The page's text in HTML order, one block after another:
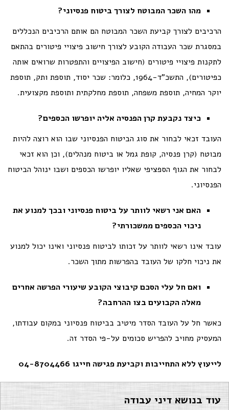
מהו השכר המבוטח לצורך ביטוח פנסיוני?
הרכיבים לצורך קביעת השכר המבוטח הם אותם הרכיבים הנכללים
במסגרת שכר העבודה הקובע לצורך חישוב פיצויי פיטורים בהתאם
לתקנות פיצויי פיטורים (חישוב הפיצויים והתפטרות שרואים אותה
כפיטורים), התשכ"ד-1964, כלומר: שכר יסוד, תוספת ותק, תוספת
יוקר המחיה, תוספת משפחה, תוספת מחלקתית ותוספת מקצועית.
כיצד נקבעת קרן הפנסיה אליה יופרשו הכספים?
העובד זכאי לבחור את סוג הביטוח הפנסיוני שבו הוא רוצה להיות
מבוטח (קרן פנסיה, קופת גמל או ביטוח מנהלים), וכן הוא זכאי
לבחור את הגוף הספציפי שאליו יופרשו הכספים ושבו ינוהל הביטוח
הפנסיוני.
האם אני רשאי לוותר על ביטוח פנסיוני ובכך למנוע את
ניכוי הכספים ממשכורתי?
עובד אינו רשאי לוותר על זכותו לביטוח פנסיוני ואינו יכול למנוע
את ניכוי חלקו של העובד בהפרשות מתוך השכר.
ואם חל עלי הסכם קיבוצי הקובע שיעורי הפרשה אחרים
מאלה הקבועים בצו ההרחבה?
כאשר חל על העובד הסדר מיטיב בביטוח פנסיוני במקום עבודתו,
המעסיק מחויב להפריש סכומים על-פי הסדר זה.
לייעוץ ללא התחייבות וקביעת פגישה חייגו 04-8704466
עוד בנושא דיני עבודה